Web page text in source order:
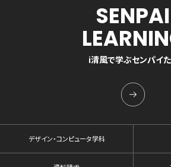
SENPAI
i清風で学ぶセンパイ
デザイン・コンピュータ学科